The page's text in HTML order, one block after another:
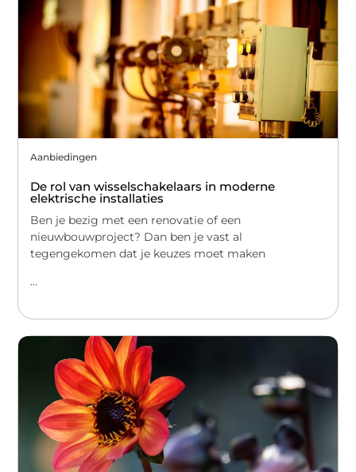
Aanbiedingen
De rol van wisselschakelaars in moderne
elektrische installaties
Ben je bezig met een renovatie of een
nieuwbouwproject? Dan ben je vast al
tegengekomen dat je keuzes moet maken
...